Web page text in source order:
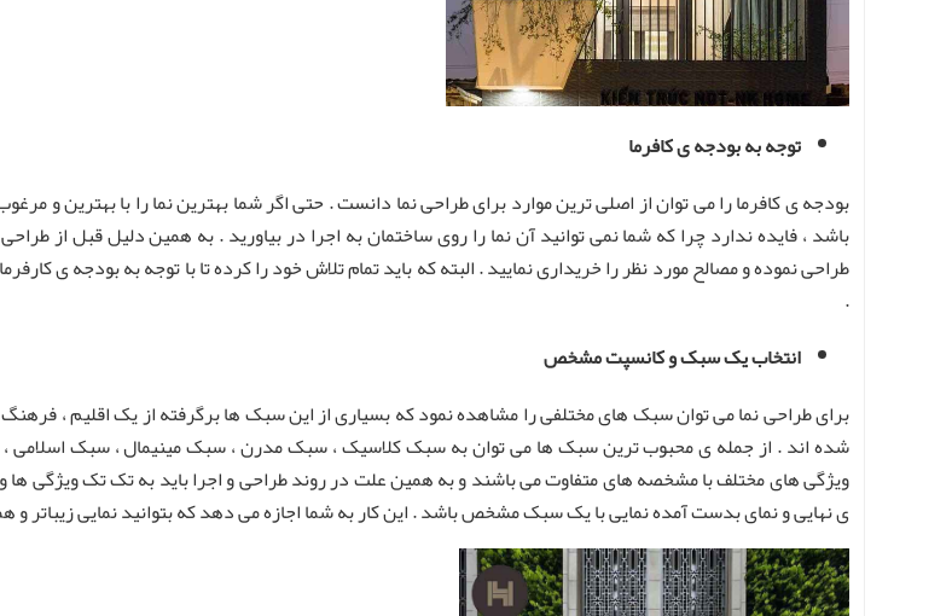
توجه به بودجه ی کافرما
بودجه ی کافرما را می توان از اصلی ترین موارد برای طراحی نما دانست . حتی اگر شما بهترین نما را با بهترین و
باشد ، فایده ندارد چرا که شما نمی توانید آن نما را روی ساختمان به اجرا در بیاورید . به همین دلیل قبل از
طراحی نموده و مصالح مورد نظر را خریداری نمایید . البته که باید تمام تلاش خود را کرده تا با توجه به بودجه ی
.
انتخاب یک سبک و کانسپت مشخص
برای طراحی نما می توان سبک های مختلفی را مشاهده نمود که بسیاری از این سبک ها برگرفته از یک اقلیم ،
شده اند . از جمله ی محبوب ترین سبک ها می توان به سبک کلاسیک ، سبک مدرن ، سبک مینیمال ، سبک اسلامی
ویژگی های مختلف با مشخصه های متفاوت می باشند و به همین علت در روند طراحی و اجرا باید به تک تک ویژگی
ی نهایی و نمای بدست آمده نمایی با یک سبک مشخص باشد . این کار به شما اجازه می دهد که بتوانید نمایی زیباتر و